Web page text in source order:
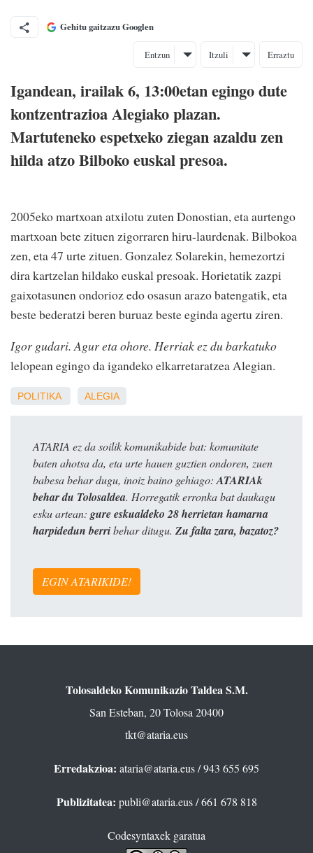
Gehitu gaitzazu Googlen
Entzun Itzuli Erraztu
Igandean, irailak 6, 13:00etan egingo dute
kontzentrazioa Alegiako plazan.
Martuteneko espetxeko ziegan azaldu zen
hilda atzo Bilboko euskal presoa.
2005eko martxoan atxilotu zuten Donostian, eta aurtengo
martxoan bete zituen zigorraren hiru-laurdenak. Bilbokoa
zen, eta 47 urte zituen. Gonzalez Solarekin, hemezortzi
dira kartzelan hildako euskal presoak. Horietatik zazpi
gaixotasunen ondorioz edo osasun arazo batengatik, eta
beste bederatzi beren buruaz beste eginda agertu ziren.
Igor gudari. Agur eta ohore. Herriak ez du barkatuko
lelopean egingo da igandeko elkarretaratzea Alegian.
POLITIKA ALEGIA
ATARIA ez da soilik komunikabide bat: komunitate
baten ahotsa da, eta urte hauen guztien ondoren, zuen
babesa behar dugu, inoiz baino gehiago: ATARIAk
behar du Tolosaldea. Horregatik erronka bat daukagu
esku artean: gure eskualdeko 28 herrietan hamarna
harpidedun berribehar ditugu. Zu falta zara, bazatoz?
EGIN ATARIKIDE!
Tolosaldeko Komunikazio Taldea S.M.
San Esteban, 20 Tolosa 20400
tkt@ataria.eus
Erredakzioa: ataria@ataria.eus/ 943 655 695
Publizitatea: publi@ataria.eus/ 661 678 818
Codesyntaxek garatua